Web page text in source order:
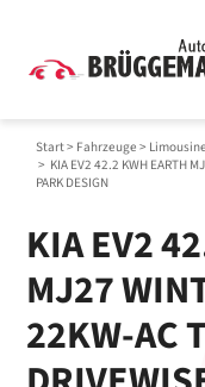
Start> Fahrzeuge > Limousine
> KIA EV2 42.2 KWH EARTH
PARK DESIGN
KIA EV2
MJ27
22KW-AC